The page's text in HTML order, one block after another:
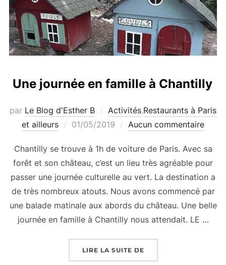
Une journée en famille à Chantilly
par Le Blog d'Esther B Activités,Restaurants à Paris
et ailleurs
Publié
01/05/2019 Aucun commentaire
Chantilly se trouve à 1h de voiture de Paris. Avec sa
forêt et son château, c’est un lieu très agréable pour
passer une journée culturelle au vert. La destination a
de très nombreux atouts. Nous avons commencé par
une balade matinale aux abords du château. Une belle
journée en famille à Chantilly nous attendait. LE …
LIRE LA SUITE DE« UNE JOURNÉE EN